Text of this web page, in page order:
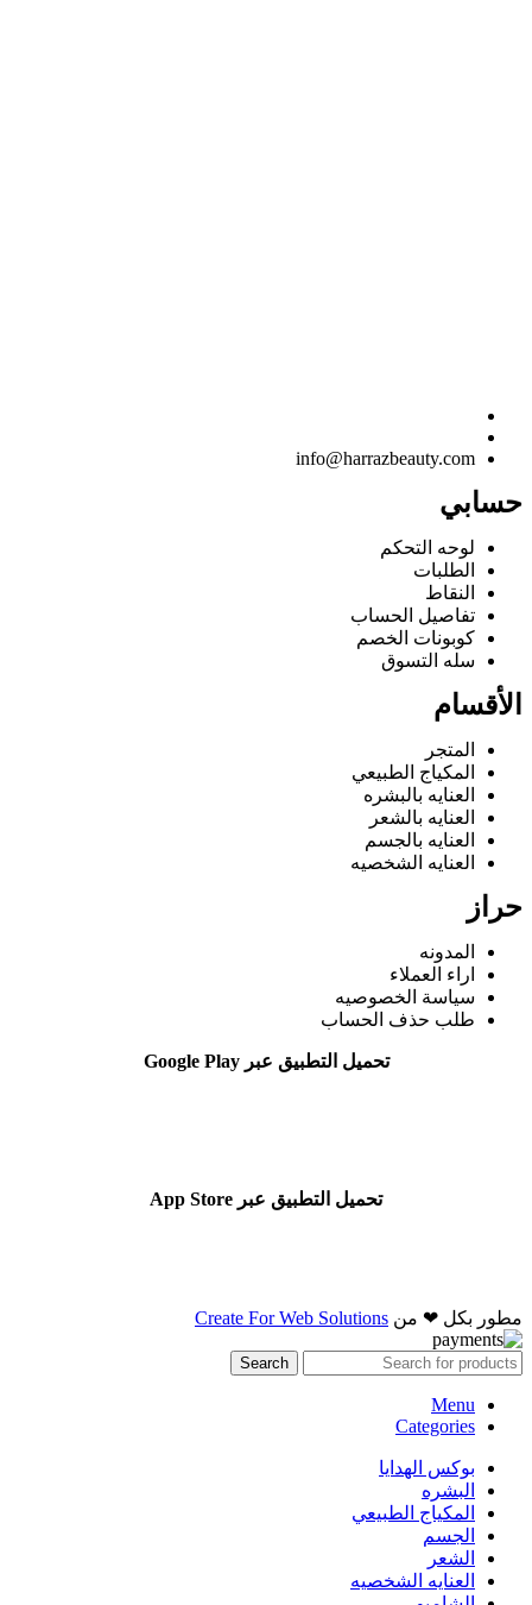
info@harrazbeauty.com
حسابي
لوحه التحكم
الطلبات
النقاط
تفاصيل الحساب
كوبونات الخصم
سله التسوق
الأقسام
المتجر
المكياج الطبيعي
العنايه بالبشره
العنايه بالشعر
العنايه بالجسم
العنايه الشخصيه
حراز
المدونه
اراء العملاء
سياسة الخصوصيه
طلب حذف الحساب
تحميل التطبيق عبر Google Play
تحميل التطبيق عبر App Store
مطور بكل ❤ من Create For Web Solutions
Search
Menu
Categories
بوكس الهدايا
البشره
المكياج الطبيعي
الجسم
الشعر
العنايه الشخصيه